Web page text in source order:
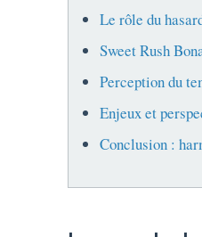
Le rôle du
Sweet Rush
Perception du
Enjeux et
Conclusion :